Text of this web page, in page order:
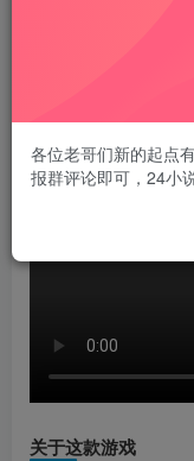
关于这款游戏
各位老哥们新的起点
报群评论即可，24小